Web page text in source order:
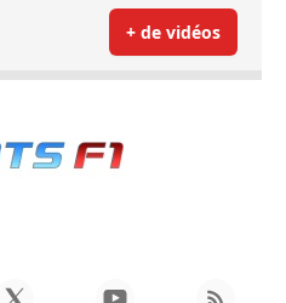
+ de vidéos